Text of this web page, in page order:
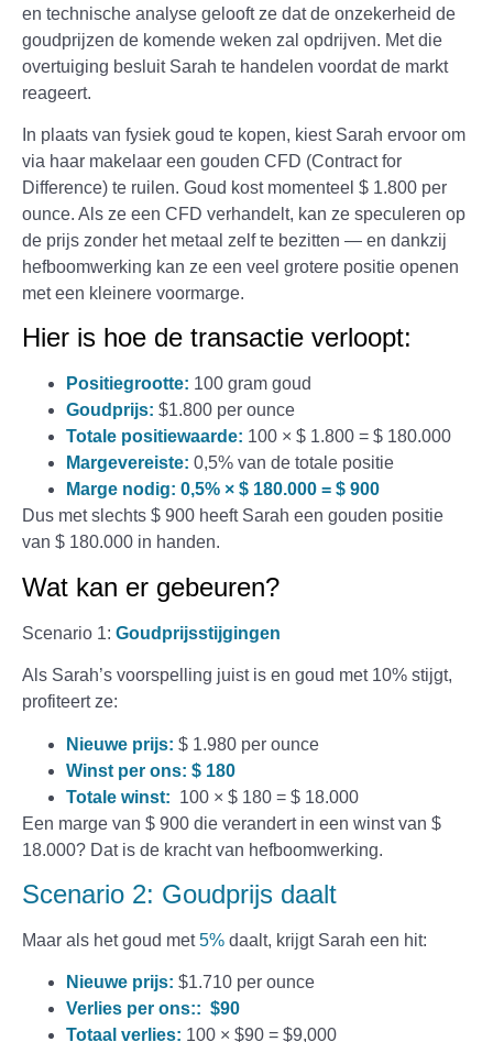
en technische analyse gelooft ze dat de onzekerheid de
goudprijzen de komende weken zal opdrijven. Met die
overtuiging besluit Sarah te handelen voordat de markt
reageert.
In plaats van fysiek goud te kopen, kiest Sarah ervoor om
via haar makelaar een gouden CFD (Contract for
Difference) te ruilen. Goud kost momenteel $ 1.800 per
ounce. Als ze een CFD verhandelt, kan ze speculeren op
de prijs zonder het metaal zelf te bezitten — en dankzij
hefboomwerking kan ze een veel grotere positie openen
met een kleinere voormarge.
Hier is hoe de transactie verloopt:
Positiegrootte: 100 gram goud
Goudprijs: $1.800 per ounce
Totale positiewaarde: 100 × $ 1.800 = $ 180.000
Margevereiste: 0,5% van de totale positie
Marge nodig: 0,5% × $ 180.000 = $ 900
Dus met slechts $ 900 heeft Sarah een gouden positie
van $ 180.000 in handen.
Wat kan er gebeuren?
Scenario 1: Goudprijsstijgingen
Als Sarah’s voorspelling juist is en goud met 10% stijgt,
profiteert ze:
Nieuwe prijs: $ 1.980 per ounce
Winst per ons: $ 180
Totale winst: 100 × $ 180 = $ 18.000
Een marge van $ 900 die verandert in een winst van $
18.000? Dat is de kracht van hefboomwerking.
Scenario 2: Goudprijs daalt
Maar als het goud met5% daalt, krijgt Sarah een hit:
Nieuwe prijs: $1.710 per ounce
Verlies per ons:: $90
Totaal verlies: 100 × $90 = $9,000